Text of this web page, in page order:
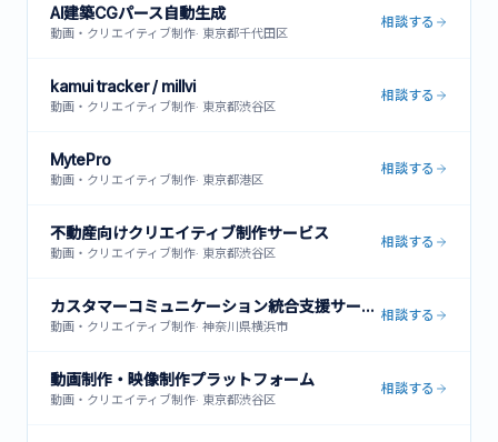
AI建築CGパース自動生成
動画・クリエイティブ制作· 東京都千代田区
相談する
kamui tracker / millvi
動画・クリエイティブ制作· 東京都渋谷区
相談する
MytePro
動画・クリエイティブ制作· 東京都港区
相談する
不動産向けクリエイティブ制作サービス
動画・クリエイティブ制作· 東京都渋谷区
相談する
カスタマーコミュニケーション統合支援サービス
動画・クリエイティブ制作· 神奈川県横浜市
相談する
動画制作・映像制作プラットフォーム
動画・クリエイティブ制作· 東京都渋谷区
相談する